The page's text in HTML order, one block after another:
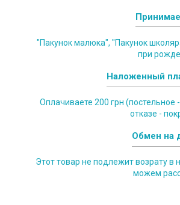
"Пакунок малюка", "Пакунок
при
Наложенный
Оплачиваете 200 грн (постельное
отказе -
Обмен на
Этот товар не подлежит возрату
можем